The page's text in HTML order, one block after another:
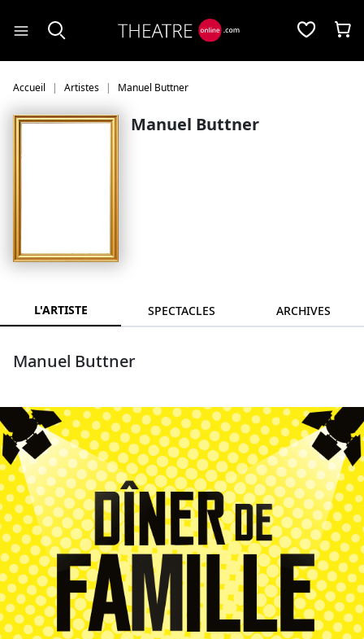
Accueil Artistes Manuel Buttner
Manuel Buttner
L'ARTISTE SPECTACLES ARCHIVES
Manuel Buttner